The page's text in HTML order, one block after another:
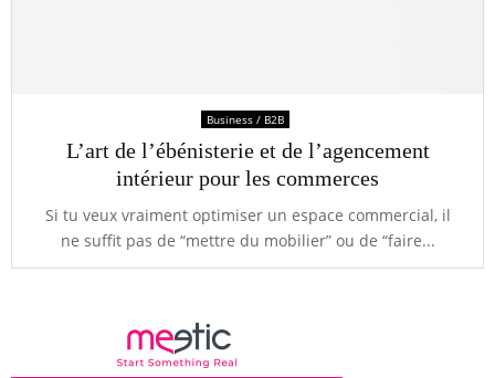
Business / B2B
L’art de l’ébénisterie et de l’agencement
intérieur pour les commerces
Si tu veux vraiment optimiser un espace commercial, il
ne suffit pas de “mettre du mobilier” ou de “faire...